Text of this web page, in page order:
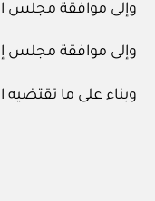
وإلى موافقة مجلس
وإلى موافقة مجلس
وبناء على ما تقتضيه